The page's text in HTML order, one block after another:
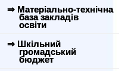
⇒ Матеріально-технічна
база закладів
освіти
⇒ Шкільний
громадський
бюджет